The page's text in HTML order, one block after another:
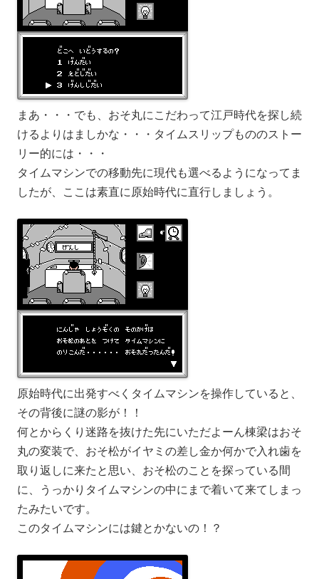
まあ・・・でも、おそ丸にこだわって江戸時代を探し続
けるよりはましかな・・・タイムスリップもののストー
リー的には・・・
タイムマシンでの移動先に現代も選べるようになってま
したが、ここは素直に原始時代に直行しましょう。
原始時代に出発すべくタイムマシンを操作していると、
その背後に謎の影が！！
何とからくり迷路を抜けた先にいただよーん棟梁はおそ
丸の変装で、おそ松がイヤミの差し金か何かで入れ歯を
取り返しに来たと思い、おそ松のことを探っている間
に、うっかりタイムマシンの中にまで着いて来てしまっ
たみたいです。
このタイムマシンには鍵とかないの！？